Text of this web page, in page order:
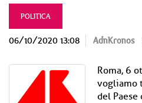
POLITICA
06/10/2020 13:08 AdnKronos
Roma, 6
vogliamo
del